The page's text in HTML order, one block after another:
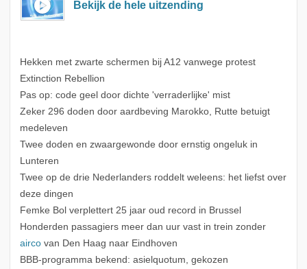
Bekijk de hele uitzending
Hekken met zwarte schermen bij A12 vanwege protest
Extinction Rebellion
Pas op: code geel door dichte 'verraderlijke' mist
Zeker 296 doden door aardbeving Marokko, Rutte betuigt
medeleven
Twee doden en zwaargewonde door ernstig ongeluk in
Lunteren
Twee op de drie Nederlanders roddelt weleens: het liefst over
deze dingen
Femke Bol verplettert 25 jaar oud record in Brussel
Honderden passagiers meer dan uur vast in trein zonder
aircovan Den Haag naar Eindhoven
BBB-programma bekend: asielquotum, gekozen